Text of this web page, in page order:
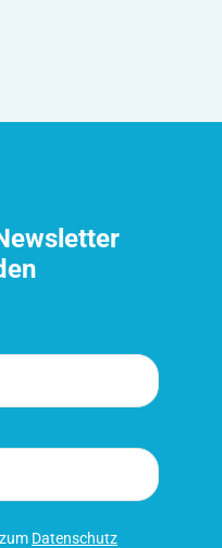
Datenschutz